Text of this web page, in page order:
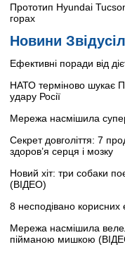
Прототип Hyundai
горах
Новини
Ефективні поради від
НАТО терміново шукає
удару Росії
Мережа насмішила
Секрет довголіття: 7
здоров’я серця і мозку
Новий хіт: три собаки
(ВІДЕО)
8 несподівано корисних
Мережа насмішила
пійманою мишкою